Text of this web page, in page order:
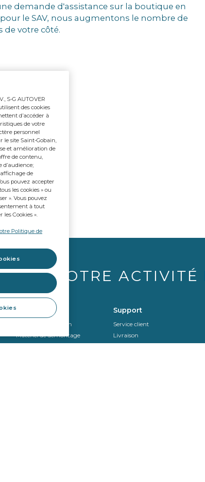
demande d'assistance sur la boutique en
le SAV, nous augmentons le nombre de
de votre côté.
VOTRE ACTIVITÉ
Équipements
Outils de réparation
Matériel de démontage
Support
Service client
Livraison
S-G AUTOVER
des cookies
d’accéder à
de votre
personnel
le site Saint-Gobain,
et amélioration de
de contenu,
d’audience;
de
pouvez accepter
les cookies » ou
». Vous pouvez
à tout
Cookies ».
Politique de